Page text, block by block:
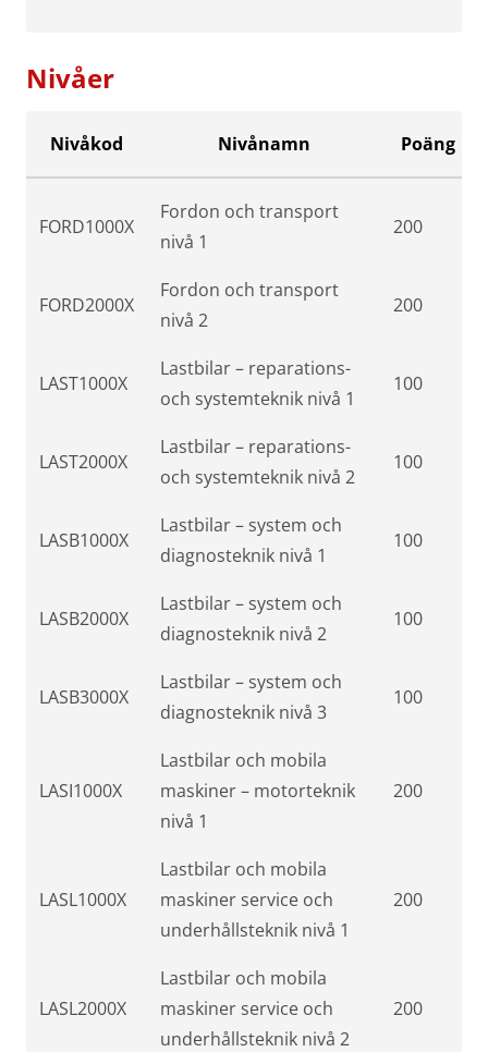
Nivåer
Nivåkod Nivånamn Poäng
FORD1000X
Fordon och transport
nivå 1
200
FORD2000X
Fordon och transport
nivå 2
200
LAST1000X
Lastbilar – reparations-
och systemteknik nivå 1
100
LAST2000X
Lastbilar – reparations-
och systemteknik nivå 2
100
LASB1000X
Lastbilar – system och
diagnosteknik nivå 1
100
LASB2000X
Lastbilar – system och
diagnosteknik nivå 2
100
LASB3000X
Lastbilar – system och
diagnosteknik nivå 3
100
LASI1000X
Lastbilar och mobila
maskiner – motorteknik
nivå 1
200
LASL1000X
Lastbilar och mobila
maskiner service och
underhållsteknik nivå 1
200
LASL2000X
Lastbilar och mobila
maskiner service och
underhållsteknik nivå 2
200